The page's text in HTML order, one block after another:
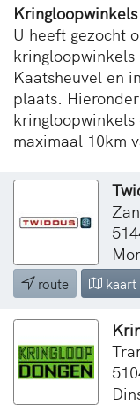
U heeft gezocht
kringloopwinkels
Kaatsheuvel en
plaats.
kringloopwinkels
maximaal 10km
route kaart